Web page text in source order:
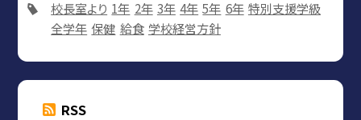
校長室より 1年 2年 3年 4年 5年 6年 特別支援学級
全学年 保健 給食 学校経営方針
RSS